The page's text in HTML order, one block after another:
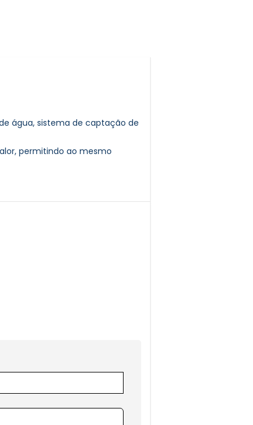
água, sistema de captação de
permitindo ao mesmo